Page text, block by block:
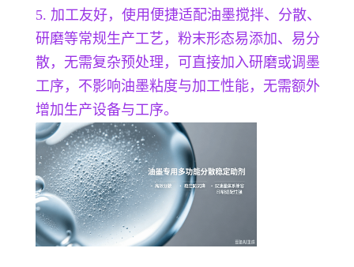
5. 加工友好，使用便捷适配油墨搅拌、分散、
研磨等常规生产工艺，粉末形态易添加、易分
散，无需复杂预处理，可直接加入研磨或调墨
工序，不影响油墨粘度与加工性能，无需额外
增加生产设备与工序。